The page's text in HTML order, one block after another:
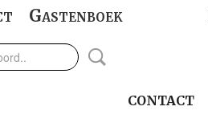
Gastenboek
CONTACT